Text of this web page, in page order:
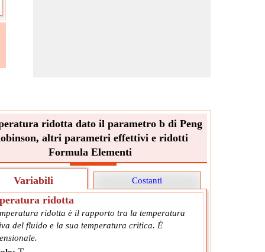
ridotta dato il parametro b di Peng
altri parametri effettivi e ridotti
Formula Elementi
Variabili Costanti
ridotta
ridotta è il rapporto tra la temperatura
del fluido e la sua temperatura critica. È